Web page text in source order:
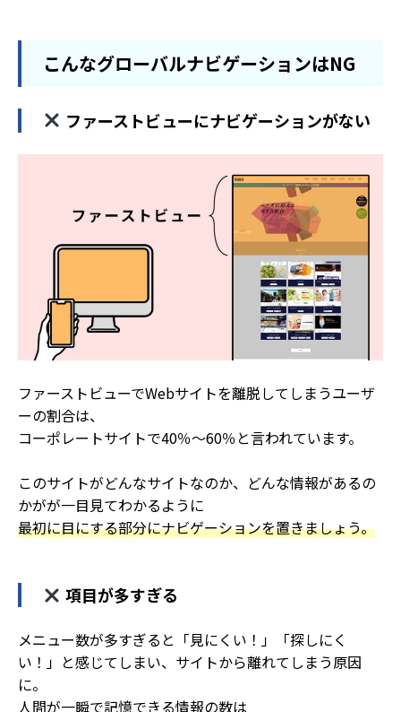
こんなグローバルナビゲーションはNG
ファーストビューにナビゲーションがない
ファーストビューでWebサイトを離脱してしまうユーザ
ーの割合は、
コーポレートサイトで40％〜60％と言われています。
このサイトがどんなサイトなのか、どんな情報があるの
かがが一目見てわかるように
最初に目にする部分にナビゲーションを置きましょう。
項目が多すぎる
メニュー数が多すぎると「見にくい！」「探しにく
い！」と感じてしまい、サイトから離れてしまう原因
に。
人間が一瞬で記憶できる情報の数は